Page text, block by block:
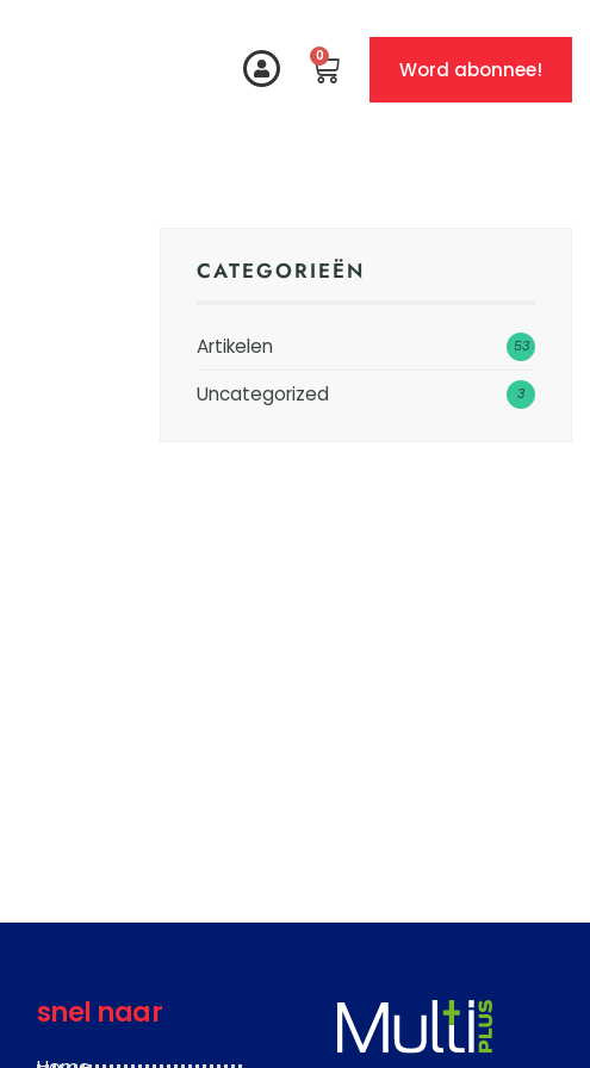
0
Word abonnee!
CATEGORIEËN
Artikelen 53
Uncategorized 3
snel naar